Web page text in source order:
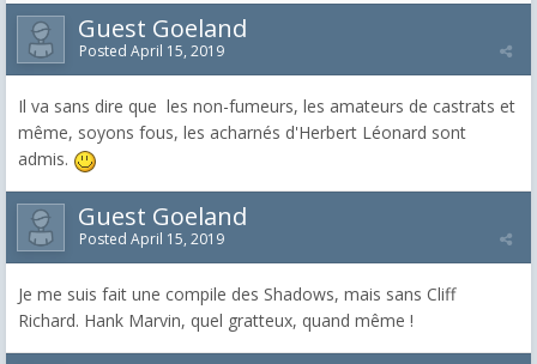
Guest Goeland
Posted April 15, 2019
Il va sans dire que les non-fumeurs, les amateurs de castrats et
même, soyons fous, les acharnés d'Herbert Léonard sont
admis.
Guest Goeland
Posted April 15, 2019
Je me suis fait une compile des Shadows, mais sans Cliff
Richard. Hank Marvin, quel gratteux, quand même !